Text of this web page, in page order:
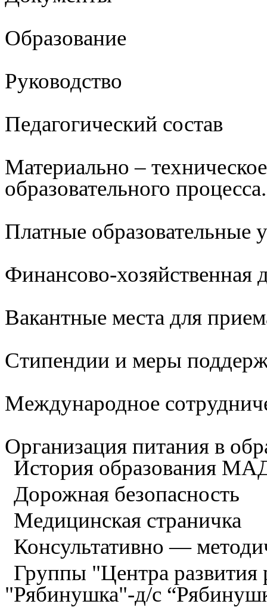
Образование
Руководство
Педагогический состав
Материально –
образовательного
Платные образовательные
Финансово-хозяйственная
Вакантные места для
Стипендии и меры
Международное
Организация питания в
История образования
Дорожная безопасность
Медицинская страничка
Консультативно —
Группы "Центра развития
"Рябинушка"-д/с